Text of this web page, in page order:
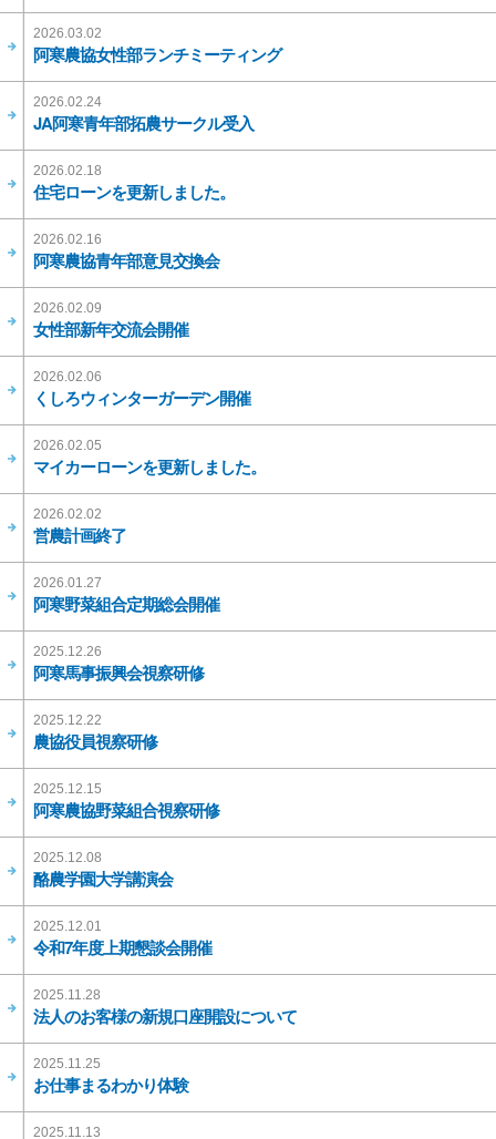
2026.03.02
阿寒農協女性部ランチミーティング
2026.02.24
JA阿寒青年部拓農サークル受入
2026.02.18
住宅ローンを更新しました。
2026.02.16
阿寒農協青年部意見交換会
2026.02.09
女性部新年交流会開催
2026.02.06
くしろウィンターガーデン開催
2026.02.05
マイカーローンを更新しました。
2026.02.02
営農計画終了
2026.01.27
阿寒野菜組合定期総会開催
2025.12.26
阿寒馬事振興会視察研修
2025.12.22
農協役員視察研修
2025.12.15
阿寒農協野菜組合視察研修
2025.12.08
酪農学園大学講演会
2025.12.01
令和7年度上期懇談会開催
2025.11.28
法人のお客様の新規口座開設について
2025.11.25
お仕事まるわかり体験
2025.11.13